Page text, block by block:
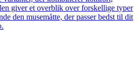
giver et overblik over forskellige typer
den musemåtte, der passer bedst til dit